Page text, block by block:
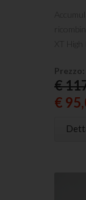
XT
Prezzo:
€
€